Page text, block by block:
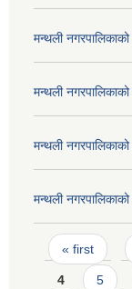
मन्थली
मन्थली
मन्थली
मन्थली
Pages
« first
4 5